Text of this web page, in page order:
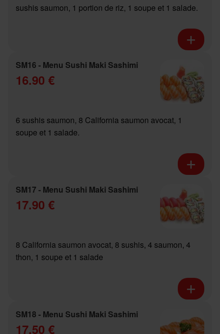
sushis saumon, 1 portion de riz, 1 soupe et 1 salade.
SM16 - Menu Sushi Maki Sashimi
16.90 €
6 sushis saumon, 8 California saumon avocat, 1
soupe et 1 salade.
SM17 - Menu Sushi Maki Sashimi
17.90 €
8 California saumon avocat, 8 sushis, 4 saumon, 4
thon, 1 soupe et 1 salade
SM18 - Menu Sushi Maki Sashimi
17.50 €